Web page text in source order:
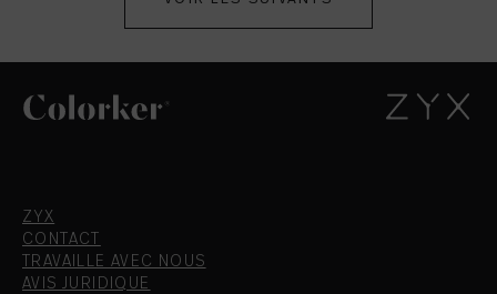
ZYX
CONTACT
TRAVAILLE AVEC NOUS
AVIS JURIDIQUE